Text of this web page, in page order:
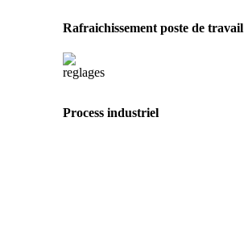
Rafraichissement poste de travail
Process industriel